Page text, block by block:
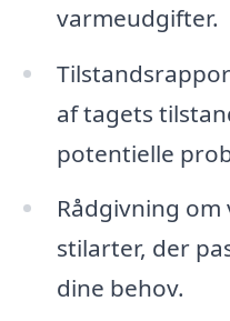
varmeudgifter.
af tagets
potentielle
Rådgivning
stilarter, der
dine behov.